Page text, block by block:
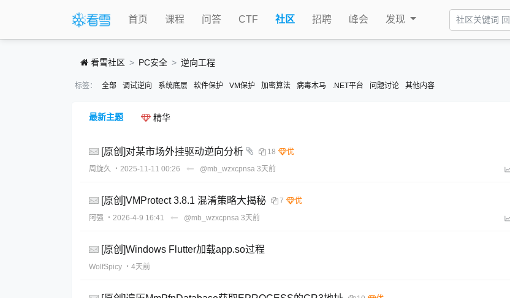
首页 课程 问答 CTF 社区 招聘 峰会 发现
看雪社区 PC安全 逆向工程
标签： 全部 调试逆向 系统底层 软件保护 VM保护 加密算法 病毒木马 .NET平台 问题讨论 其他内容
最新主题 精华
[原创]对某市场外挂驱动逆向分析
18
周旋久
・2025-11-11 00:26 @mb_wzxcpnsa 3天前
[原创]VMProtect 3.8.1 混淆策略大揭秘
7
阿强
・2026-4-9 16:41 @mb_wzxcpnsa 3天前
[原创]Windows Flutter加载app.so过程
WolfSpicy ・4天前